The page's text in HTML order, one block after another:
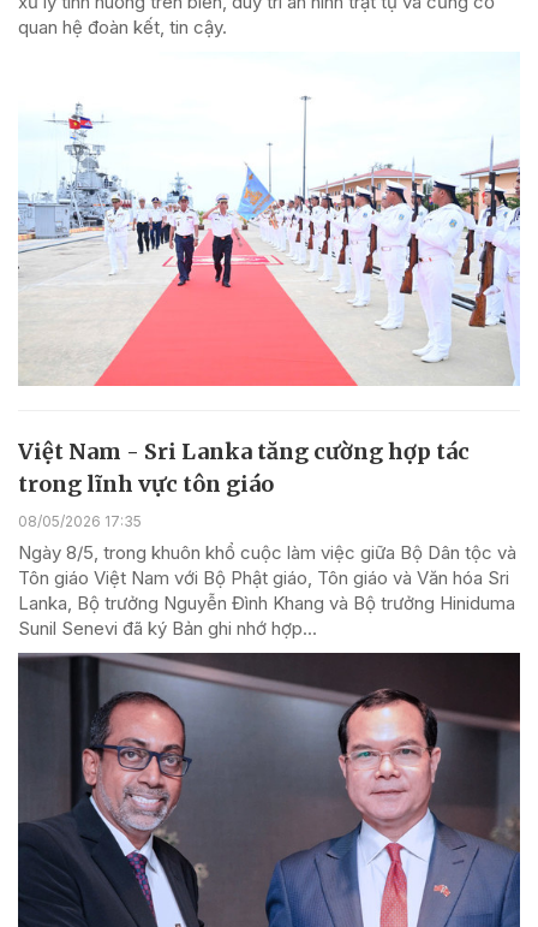
quan hệ đoàn kết, tin cậy.
Việt Nam - Sri Lanka tăng cường hợp tác
trong lĩnh vực tôn giáo
08/05/2026 17:35
Ngày 8/5, trong khuôn khổ cuộc làm việc giữa Bộ Dân tộc và
Tôn giáo Việt Nam với Bộ Phật giáo, Tôn giáo và Văn hóa Sri
Lanka, Bộ trưởng Nguyễn Đình Khang và Bộ trưởng Hiniduma
Sunil Senevi đã ký Bản ghi nhớ hợp...